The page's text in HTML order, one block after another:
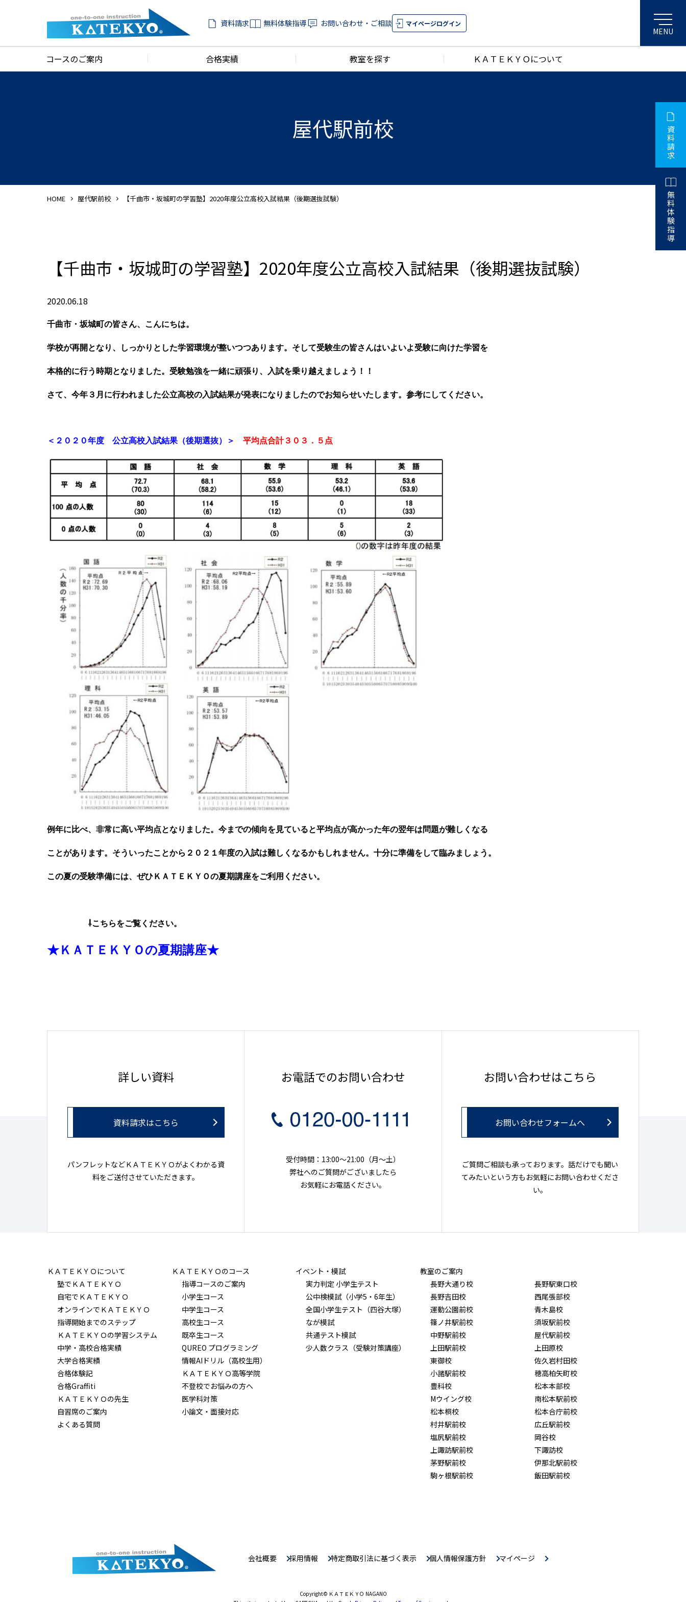
資料請求 無料体験指導 お問い合わせ・ご相談 マイページログイン
コースのご案内 合格実績 教室を探す ＫＡＴＥＫＹＯについて
屋代駅前校
HOME 屋代駅前校 【千曲市・坂城町の学習塾】2020年度公立高校入試結果（後期選抜試験）
【千曲市・坂城町の学習塾】2020年度公立高校入試結果（後期選抜試験）
2020.06.18
千曲市・坂城町の皆さん、こんにちは。
学校が再開となり、しっかりとした学習環境が整いつつあります。そして受験生の皆さんはいよいよ受験に向けた学習を
本格的に行う時期となりました。受験勉強を一緒に頑張り、入試を乗り越えましょう！！
さて、今年３月に行われました公立高校の入試結果が発表になりましたのでお知らせいたします。参考にしてください。
＜２０２０年度 公立高校入試結果（後期選抜）＞ 平均点合計３０３．５点
例年に比べ、非常に高い平均点となりました。今までの傾向を見ていると平均点が高かった年の翌年は問題が難しくなる
ことがあります。そういったことから２０２１年度の入試は難しくなるかもしれません。十分に準備をして臨みましょう。
この夏の受験準備には、ぜひＫＡＴＥＫＹＯの夏期講座をご利用ください。
⇩こちらをご覧ください。
★ＫＡＴＥＫＹＯの夏期講座★
詳しい資料
資料請求はこちら
パンフレットなどＫＡＴＥＫＹＯがよくわかる資
料をご送付させていただきます。
お電話でのお問い合わせ
受付時間：13:00～21:00（月〜土）
弊社へのご質問がございましたら
お気軽にお電話ください。
お問い合わせはこちら
お問い合わせフォームへ
ご質問ご相談も承っております。話だけでも聞い
てみたいという方もお気軽にお問い合わせくださ
い。
ＫＡＴＥＫＹＯについて
塾でＫＡＴＥＫＹＯ
自宅でＫＡＴＥＫＹＯ
オンラインでＫＡＴＥＫＹＯ
指導開始までのステップ
ＫＡＴＥＫＹＯの学習システム
中学・高校合格実績
大学合格実績
合格体験記
合格Graffiti
ＫＡＴＥＫＹＯの先生
自習席のご案内
よくある質問
ＫＡＴＥＫＹＯのコース
指導コースのご案内
小学生コース
中学生コース
高校生コース
既卒生コース
QUREO プログラミング
情報AIドリル（高校生用）
ＫＡＴＥＫＹＯ高等学院
不登校でお悩みの方へ
医学科対策
小論文・面接対応
イベント・模試
実力判定 小学生テスト
公中検模試（小学5・6年生）
全国小学生テスト（四谷大塚）
なが模試
共通テスト模試
少人数クラス（受験対策講座）
教室のご案内
長野大通り校
長野駅東口校
長野吉田校
西尾張部校
運動公園前校
青木島校
篠ノ井駅前校
須坂駅前校
中野駅前校
屋代駅前校
上田駅前校
上田原校
東御校
佐久岩村田校
小諸駅前校
穂高柏矢町校
豊科校
松本本部校
Mウイング校
南松本駅前校
松本桐校
松本合庁前校
村井駅前校
広丘駅前校
塩尻駅前校
岡谷校
上諏訪駅前校
下諏訪校
茅野駅前校
伊那北駅前校
駒ヶ根駅前校
飯田駅前校
会社概要 採用情報 特定商取引法に基づく表示 個人情報保護方針 マイページ
Copyright© ＫＡＴＥＫＹＯ NAGANO
資
料
請
求
無
料
体
験
指
導